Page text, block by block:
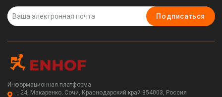
Подписаться
Информационная платформа
, 24, Макаренко, Сочи, Краснодарский край 354003, Россия